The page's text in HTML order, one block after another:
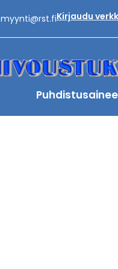
myynti@rst.fiKirjaudu